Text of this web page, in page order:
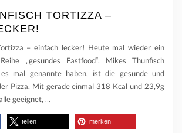
TORTIZZA –
– einfach lecker! Heute mal wieder ein
„gesundes Fastfood“. Mikes Thunfisch
mal genannte haben, ist die gesunde und
Pizza. Mit gerade einmal 318 Kcal und 23,9g
geeignet,
teilen merken